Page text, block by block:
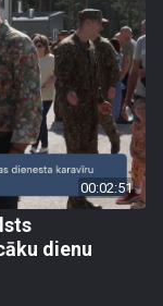
00:02:51
dienu